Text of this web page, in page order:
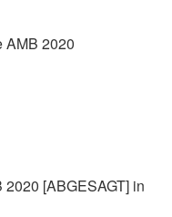
AMB 2020
[ABGESAGT] in